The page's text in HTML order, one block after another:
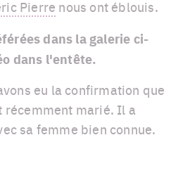
Pierre nous ont éblouis.
dans la galerie ci-
dans l'entête.
eu la confirmation que
récemment marié. Il a
sa femme bien connue.